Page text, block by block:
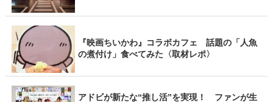
『映画ちいかわ』コラボカフェ 話題の「人魚
の煮付け」食べてみた〈取材レポ〉
アドビが新たな“推し活”を実現！ ファンが生